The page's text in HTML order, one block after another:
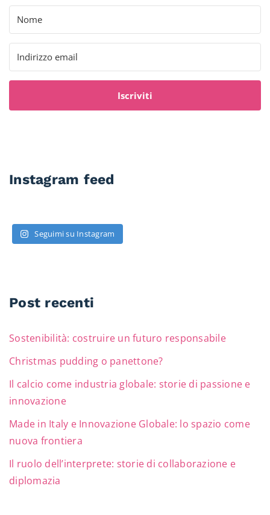
Iscriviti
Instagram feed
Seguimi su Instagram
Post recenti
Sostenibilità: costruire un futuro responsabile
Christmas pudding o panettone?
Il calcio come industria globale: storie di passione e
innovazione
Made in Italy e Innovazione Globale: lo spazio come
nuova frontiera
Il ruolo dell’interprete: storie di collaborazione e
diplomazia